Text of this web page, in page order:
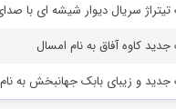
تیتراژ سریال دیوار شیشه ای با
کاوه آفاق به نام امسال
جدید و زیبای بابک جهانبخش به